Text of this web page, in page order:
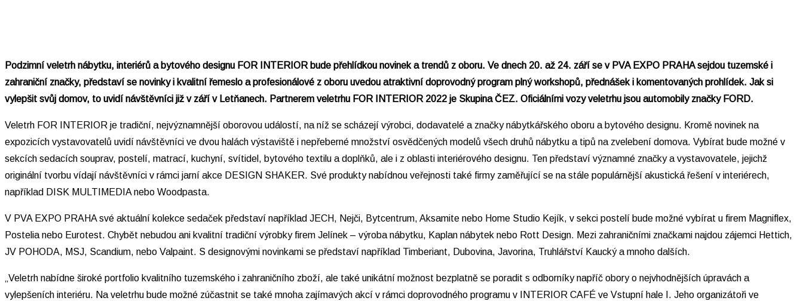
Podzimní veletrh nábytku, interiérů a bytového designu FOR INTERIOR bude přehlídkou novinek a trendů z oboru. Ve dnech 20. až 24. září se v PVA EXPO PRAHA sejdou tuzemské i
zahraniční značky, představí se novinky i kvalitní řemeslo a profesionálové z oboru uvedou atraktivní doprovodný program plný workshopů, přednášek i komentovaných prohlídek. Jak si
vylepšit svůj domov, to uvidí návštěvníci již v září v Letňanech. Partnerem veletrhu FOR INTERIOR 2022 je Skupina ČEZ. Oficiálními vozy veletrhu jsou automobily značky FORD.
Veletrh FOR INTERIOR je tradiční, nejvýznamnější oborovou událostí, na níž se scházejí výrobci, dodavatelé a značky nábytkářského oboru a bytového designu. Kromě novinek na
expozicích vystavovatelů uvidí návštěvníci ve dvou halách výstaviště i nepřeberné množství osvědčených modelů všech druhů nábytku a tipů na zvelebení domova. Vybírat bude možné v
sekcích sedacích souprav, postelí, matrací, kuchyní, svítidel, bytového textilu a doplňků, ale i z oblasti interiérového designu. Ten představí významné značky a vystavovatele, jejichž
originální tvorbu vídají návštěvníci v rámci jarní akce DESIGN SHAKER. Své produkty nabídnou veřejnosti také firmy zaměřující se na stále populárnější akustická řešení v interiérech,
například DISK MULTIMEDIA nebo Woodpasta.
V PVA EXPO PRAHA své aktuální kolekce sedaček představí například JECH, Nejči, Bytcentrum, Aksamite nebo Home Studio Kejík, v sekci postelí bude možné vybírat u firem Magniflex,
Postelia nebo Eurotest. Chybět nebudou ani kvalitní tradiční výrobky firem Jelínek – výroba nábytku, Kaplan nábytek nebo Rott Design. Mezi zahraničními značkami najdou zájemci Hettich,
JV POHODA, MSJ, Scandium, nebo Valpaint. S designovými novinkami se představí například Timberiant, Dubovina, Javorina, Truhlářství Kaucký a mnoho dalších.
„Veletrh nabídne široké portfolio kvalitního tuzemského i zahraničního zboží, ale také unikátní možnost bezplatně se poradit s odborníky napříč obory o nejvhodnějších úpravách a
vylepšeních interiéru. Na veletrhu bude možné zúčastnit se také mnoha zajímavých akcí v rámci doprovodného programu v INTERIOR CAFÉ ve Vstupní hale I. Jeho organizátoři ve